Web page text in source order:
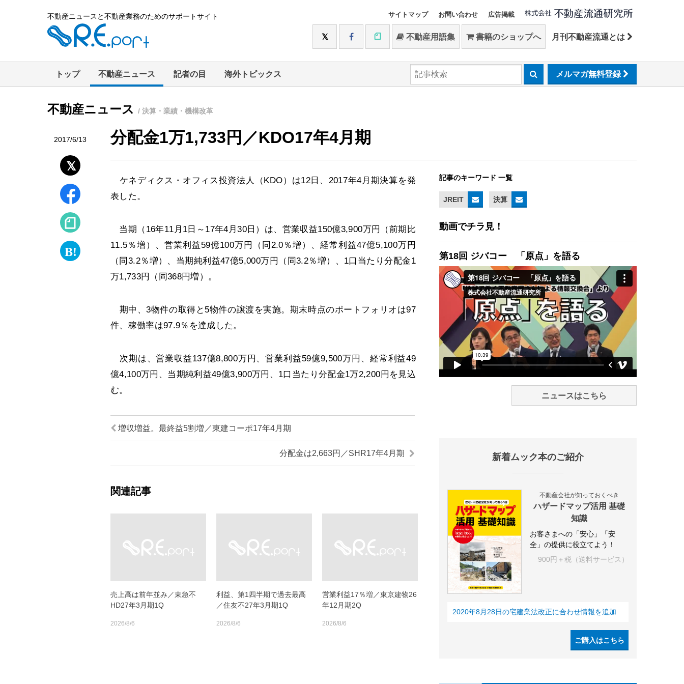
不動産ニュースと不動産業務のためのサポートサイト サイトマップ お問い合わせ 広告掲載
不動産用語集 書籍のショップへ 月刊不動産流通とは
トップ 不動産ニュース 記者の目 海外トピックス メルマガ無料登録
不動産ニュース / 決算・業績・機構改革
2017/6/13 分配金1万1,733円／KDO17年4月期
ケネディクス・オフィス投資法人（KDO）は12日、2017年4月期決算を発
表した。
当期（16年11月1日～17年4月30日）は、営業収益150億3,900万円（前期比
11.5％増）、営業利益59億100万円（同2.0％増）、経常利益47億5,100万円
（同3.2％増）、当期純利益47億5,000万円（同3.2％増）、1口当たり分配金1
万1,733円（同368円増）。
期中、3物件の取得と5物件の譲渡を実施。期末時点のポートフォリオは97
件、稼働率は97.9％を達成した。
次期は、営業収益137億8,800万円、営業利益59億9,500万円、経常利益49
億4,100万円、当期純利益49億3,900万円、1口当たり分配金1万2,200円を見込
む。
増収増益。最終益5割増／東建コーポ17年4月期
分配金は2,663円／SHR17年4月期
関連記事
売上高は前年並み／東急不
HD27年3月期1Q
2026/8/6
利益、第1四半期で過去最高
／住友不27年3月期1Q
2026/8/6
営業利益17％増／東京建物26
年12月期2Q
2026/8/6
記事のキーワード 一覧
JREIT 決算
動画でチラ見！
第18回 ジバコー 「原点」を語る
ニュースはこちら
新着ムック本のご紹介
不動産会社が知っておくべき
ハザードマップ活用 基礎
知識
お客さまへの「安心」「安
全」の提供に役立てよう！
900円＋税（送料サービス）
2020年8月28日の宅建業法改正に合わせ情報を追加
ご購入はこちら